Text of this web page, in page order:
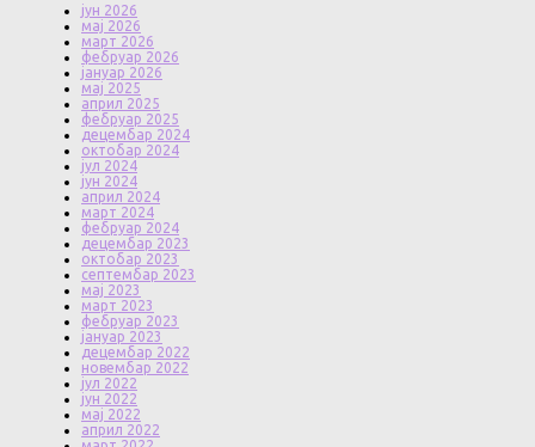
јун 2026
мај 2026
март 2026
фебруар 2026
јануар 2026
мај 2025
април 2025
фебруар 2025
децембар 2024
октобар 2024
јул 2024
јун 2024
април 2024
март 2024
фебруар 2024
децембар 2023
октобар 2023
септембар 2023
мај 2023
март 2023
фебруар 2023
јануар 2023
децембар 2022
новембар 2022
јул 2022
јун 2022
мај 2022
април 2022